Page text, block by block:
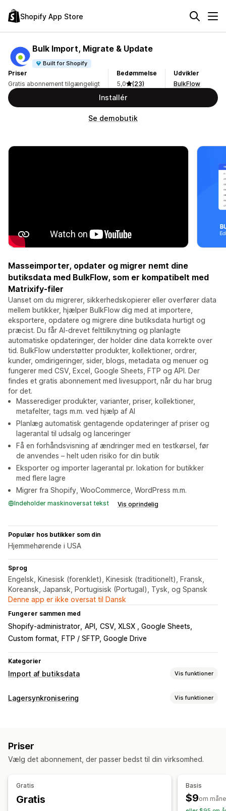
Shopify App Store
Bulk Import, Migrate & Update
Built for Shopify
Priser
Gratis abonnement tilgængeligt
Bedømmelse
5,0
(23)
Udvikler
BulkFlow
Installér
Se demobutik
Masseimporter, opdater og migrer nemt dine
butiksdata med BulkFlow, som er kompatibelt med
Matrixify-filer
Uanset om du migrerer, sikkerhedskopierer eller overfører data
mellem butikker, hjælper BulkFlow dig med at importere,
eksportere, opdatere og migrere dine butiksdata hurtigt og
præcist. Du får AI-drevet felttilknytning og planlagte
automatiske opdateringer, der holder dine data korrekte over
tid. BulkFlow understøtter produkter, kollektioner, ordrer,
kunder, omdirigeringer, sider, blogs, metadata og menuer og
fungerer med CSV, Excel, Google Sheets, FTP og API. Der
findes et gratis abonnement med livesupport, når du har brug
for det.
Masserediger produkter, varianter, priser, kollektioner,
metafelter, tags m.m. ved hjælp af AI
Planlæg automatisk gentagende opdateringer af priser og
lagerantal til udsalg og lanceringer
Få en forhåndsvisning af ændringer med en testkørsel, før
de anvendes – helt uden risiko for din butik
Eksporter og importer lagerantal pr. lokation for butikker
med flere lagre
Migrer fra Shopify, WooCommerce, WordPress m.m.
Indeholder maskinoversat tekst Vis oprindelig
Populær hos butikker som din
Hjemmehørende i USA
Sprog
Engelsk, Kinesisk (forenklet), Kinesisk (traditionelt), Fransk,
Koreansk, Japansk, Portugisisk (Portugal), Tysk, og Spansk
Denne app er ikke oversat til Dansk
Fungerer sammen med
Shopify-administrator API
CSV, XLSX , Google Sheets
Custom format
FTP / SFTP, Google Drive
Kategorier
Import af butiksdata Vis funktioner
Datasynkronisering
Planlagt synkronisering
Masseeksport
Planlagt import
Understøttelse af store filer
Rabatter
Lagersynkronisering Vis funktioner
Stregkoder
Manuel
Masse Planlagt Tilpasset
Fejlrapporter
Priser
Vælg det abonnement, der passer bedst til din virksomhed.
Gratis
Gratis
Basis
$9om